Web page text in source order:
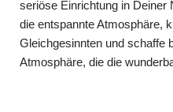
seriöse Einrichtung in Deiner
die entspannte Atmosphäre,
Gleichgesinnten und schaffe
Atmosphäre, die die